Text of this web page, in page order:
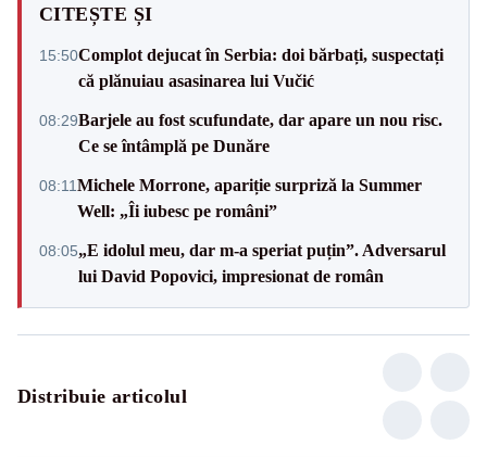
CITEȘTE ȘI
15:50Complot dejucat în Serbia: doi bărbați, suspectați
că plănuiau asasinarea lui Vučić
08:29Barjele au fost scufundate, dar apare un nou risc.
Ce se întâmplă pe Dunăre
08:11Michele Morrone, apariție surpriză la Summer
Well: „Îi iubesc pe români”
08:05„E idolul meu, dar m-a speriat puțin”. Adversarul
lui David Popovici, impresionat de român
Distribuie articolul